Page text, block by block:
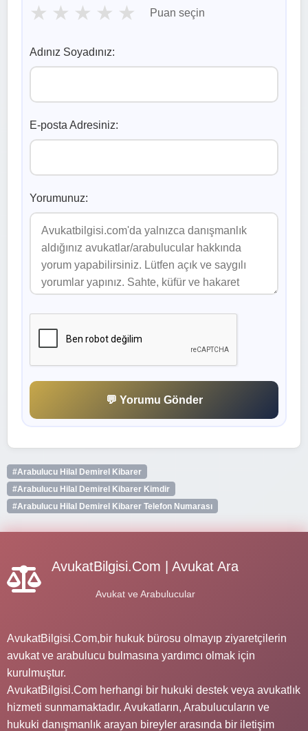
★ ★ ★ ★ ★ Puan seçin
Adınız Soyadınız:
E-posta Adresiniz:
Yorumunuz:
💬 Yorumu Gönder
#Arabulucu Hilal Demirel Kibarer
#Arabulucu Hilal Demirel Kibarer Kimdir
#Arabulucu Hilal Demirel Kibarer Telefon Numarası
AvukatBilgisi.Com | Avukat Ara
Avukat ve Arabulucular
AvukatBilgisi.Com,bir hukuk bürosu olmayıp ziyaretçilerin
avukat ve arabulucu bulmasına yardımcı olmak için
kurulmuştur.
AvukatBilgisi.Com herhangi bir hukuki destek veya avukatlık
hizmeti sunmamaktadır. Avukatların, Arabulucuların ve
hukuki danışmanlık arayan bireyler arasında bir iletişim